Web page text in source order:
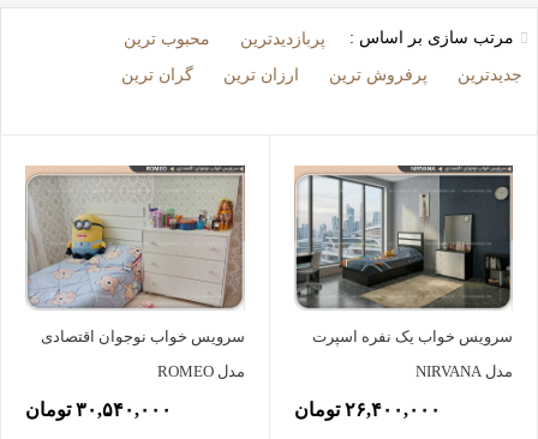
مرتب سازی بر اساس : پربازدیدترین
محبوب ترین
جدیدترین
پرفروش ترین ارزان ترین گران ترین
سرویس خواب یک نفره اسپرت
مدل NIRVANA
۲۶,۴۰۰,۰۰۰ تومان
سرویس خواب نوجوان اقتصادی
مدل ROMEO
۳۰,۵۴۰,۰۰۰ تومان